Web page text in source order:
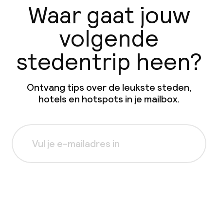
Waar gaat jouw
volgende
stedentrip heen?
Ontvang tips over de leukste steden,
hotels en hotspots in je mailbox.